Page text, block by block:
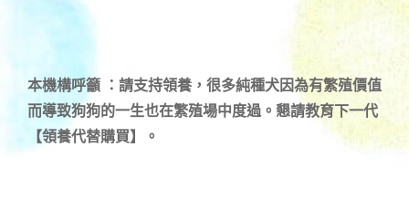
本機構呼籲 ：請支持領養，很多純種犬因為有繁殖價值
而導致狗狗的一生也在繁殖場中度過。懇請教育下一代
【領養代替購買】。